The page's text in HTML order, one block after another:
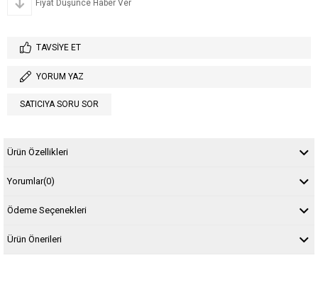
Fiyat Düşünce Haber Ver
TAVSIYE ET
YORUM YAZ
SATICIYA SORU SOR
Ürün Özellikleri
Yorumlar(0)
Ödeme Seçenekleri
Ürün Önerileri